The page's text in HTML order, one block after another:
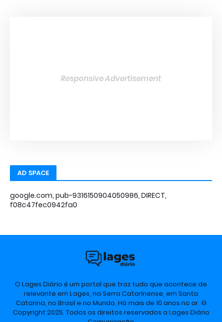
Responsive Advertisement
AD SPACE
google.com, pub-9316150904050986, DIRECT,
f08c47fec0942fa0
O Lages Diário é um portal que traz tudo que acontece de
relevante em Lages, na Serra Catarinense, em Santa
Catarina, no Brasil e no Mundo. Há mais de 10 anos no ar. ©
Copyright 2025. Todos os direitos reservados a Lages Diário